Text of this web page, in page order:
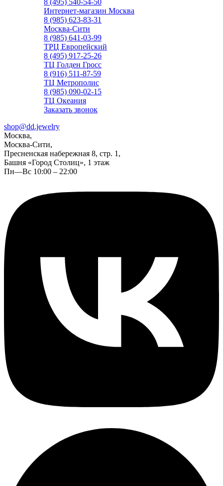
8 (495) 540-54-50
Интернет-магазин Москва
8 (985) 623-83-31
Москва-Сити
8 (985) 641-03-99
ТРЦ Европейский
8 (495) 917-25-26
ТЦ Голден Гросс
8 (916) 511-87-59
ТЦ Метрополис
8 (985) 090-02-15
ТЦ Океания
Заказать звонок
shop@dd.jewelry
Москва,
Москва-Сити,
Пресненская набережная 8, стр. 1,
Башня «Город Столиц», 1 этаж
Пн—Вс 10:00 – 22:00